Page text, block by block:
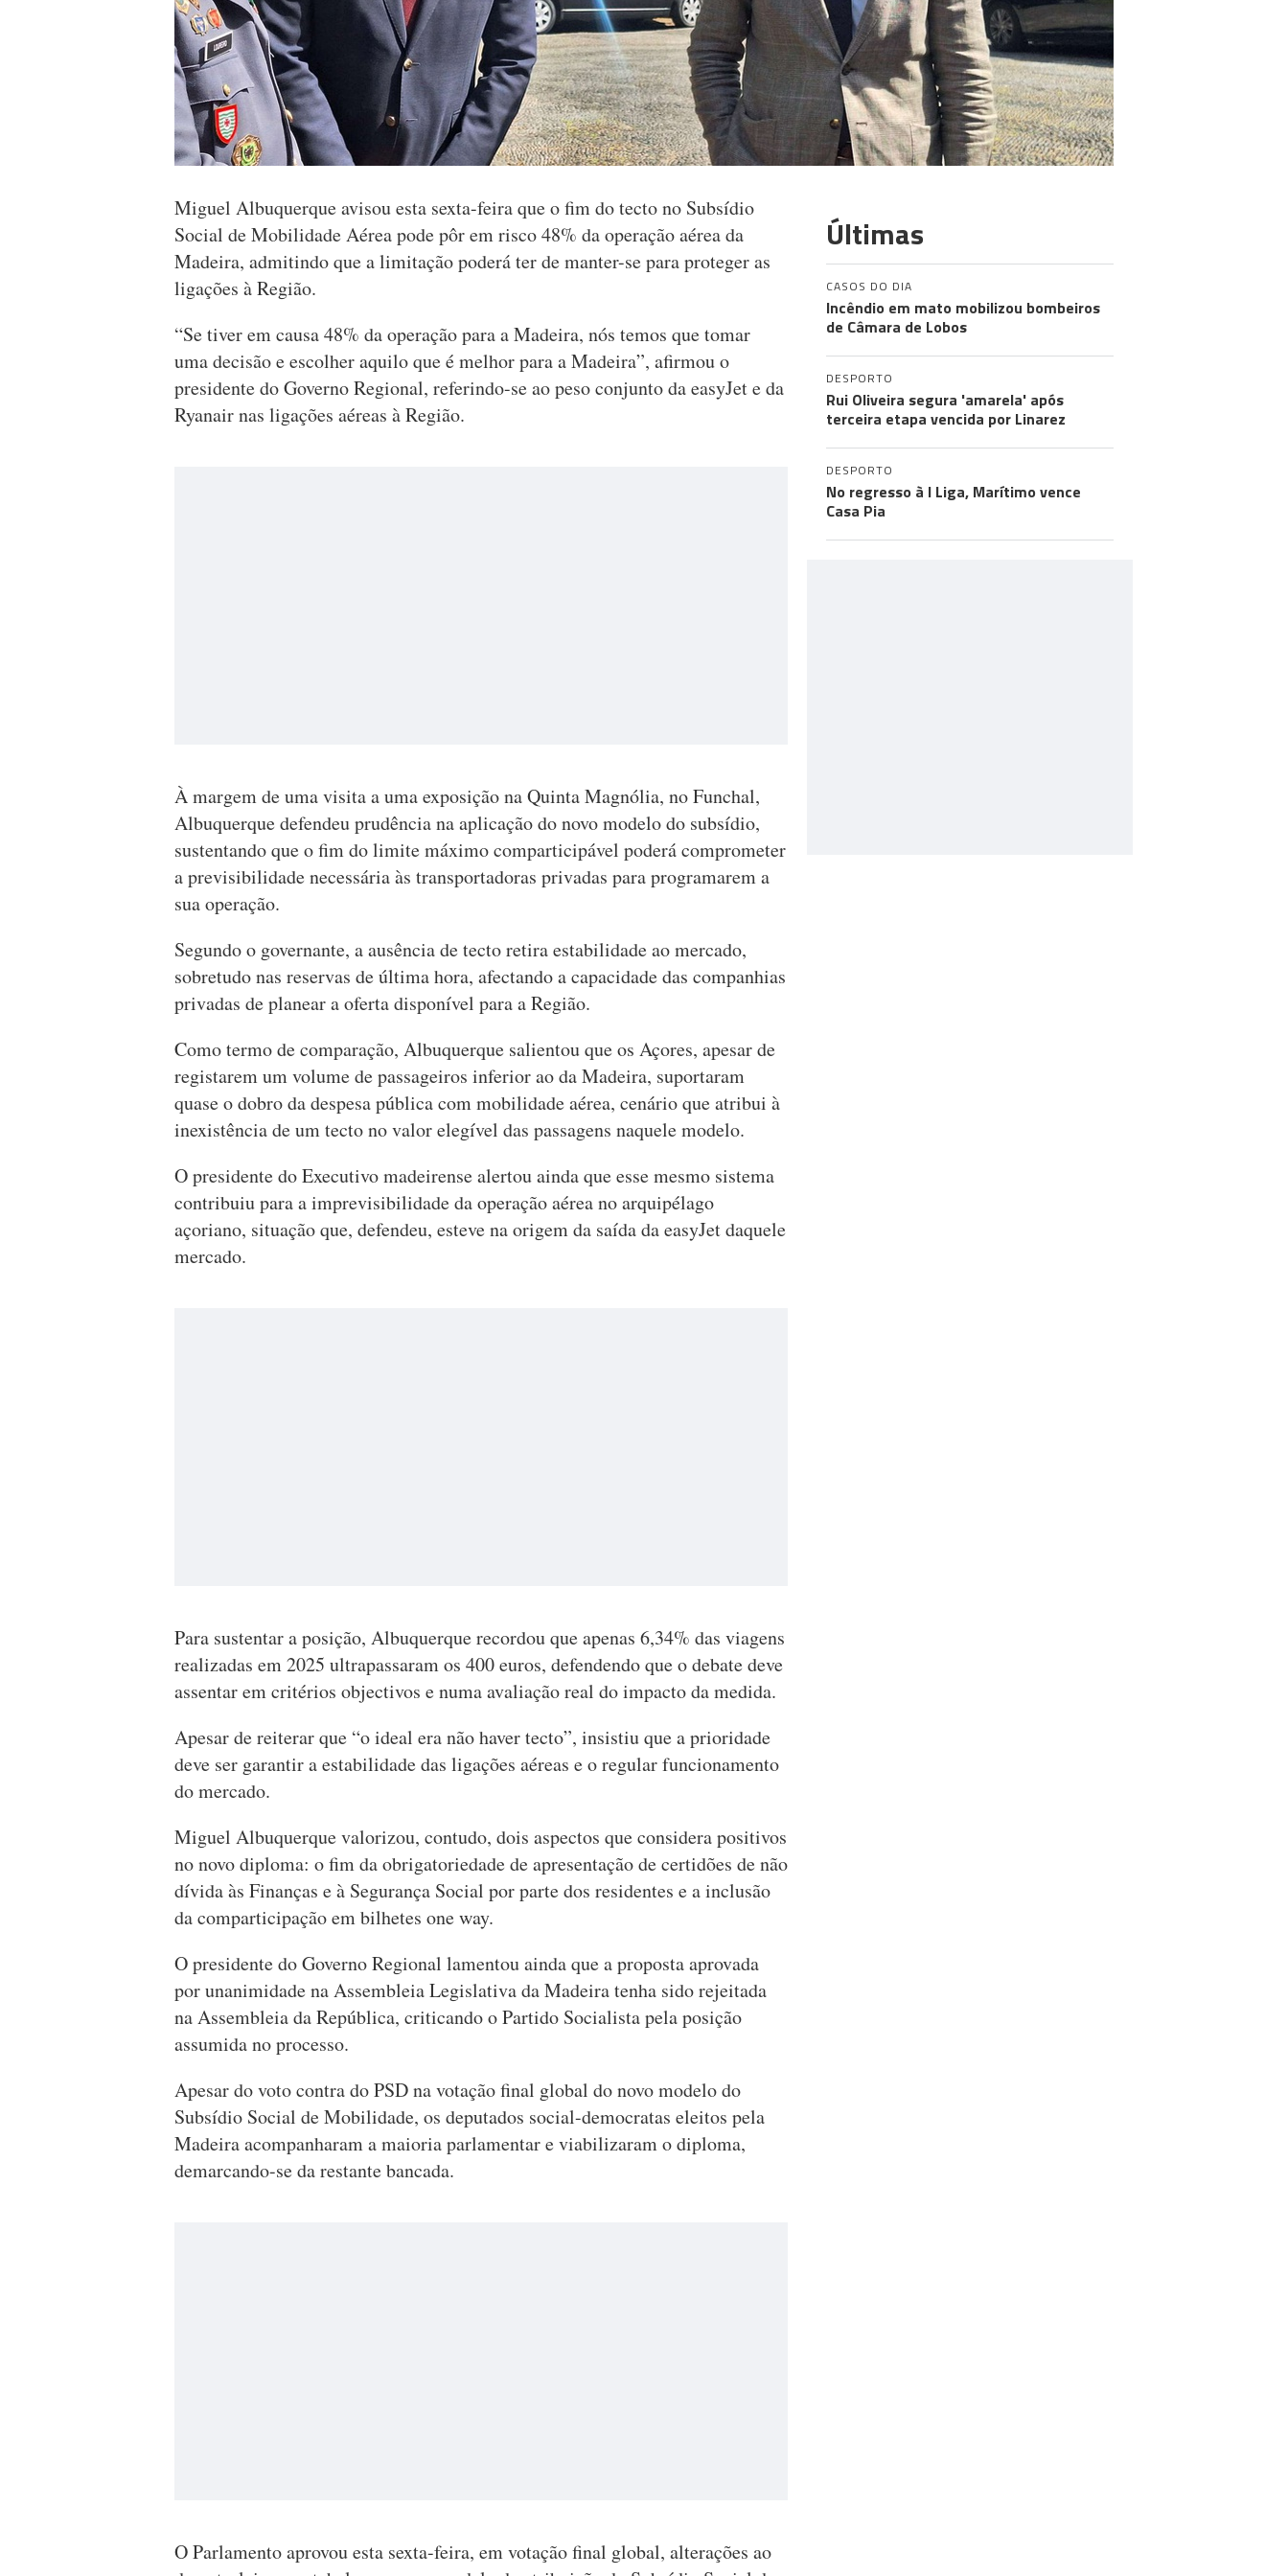
Miguel Albuquerque avisou esta sexta-feira que o fim do tecto no Subsídio
Social de Mobilidade Aérea pode pôr em risco 48% da operação aérea da
Madeira, admitindo que a limitação poderá ter de manter-se para proteger as
ligações à Região.
“Se tiver em causa 48% da operação para a Madeira, nós temos que tomar
uma decisão e escolher aquilo que é melhor para a Madeira”, afirmou o
presidente do Governo Regional, referindo-se ao peso conjunto da easyJet e da
Ryanair nas ligações aéreas à Região.
À margem de uma visita a uma exposição na Quinta Magnólia, no Funchal,
Albuquerque defendeu prudência na aplicação do novo modelo do subsídio,
sustentando que o fim do limite máximo comparticipável poderá comprometer
a previsibilidade necessária às transportadoras privadas para programarem a
sua operação.
Segundo o governante, a ausência de tecto retira estabilidade ao mercado,
sobretudo nas reservas de última hora, afectando a capacidade das companhias
privadas de planear a oferta disponível para a Região.
Como termo de comparação, Albuquerque salientou que os Açores, apesar de
registarem um volume de passageiros inferior ao da Madeira, suportaram
quase o dobro da despesa pública com mobilidade aérea, cenário que atribui à
inexistência de um tecto no valor elegível das passagens naquele modelo.
O presidente do Executivo madeirense alertou ainda que esse mesmo sistema
contribuiu para a imprevisibilidade da operação aérea no arquipélago
açoriano, situação que, defendeu, esteve na origem da saída da easyJet daquele
mercado.
Para sustentar a posição, Albuquerque recordou que apenas 6,34% das viagens
realizadas em 2025 ultrapassaram os 400 euros, defendendo que o debate deve
assentar em critérios objectivos e numa avaliação real do impacto da medida.
Apesar de reiterar que “o ideal era não haver tecto”, insistiu que a prioridade
deve ser garantir a estabilidade das ligações aéreas e o regular funcionamento
do mercado.
Miguel Albuquerque valorizou, contudo, dois aspectos que considera positivos
no novo diploma: o fim da obrigatoriedade de apresentação de certidões de não
dívida às Finanças e à Segurança Social por parte dos residentes e a inclusão
da comparticipação em bilhetes one way.
O presidente do Governo Regional lamentou ainda que a proposta aprovada
por unanimidade na Assembleia Legislativa da Madeira tenha sido rejeitada
na Assembleia da República, criticando o Partido Socialista pela posição
assumida no processo.
Apesar do voto contra do PSD na votação final global do novo modelo do
Subsídio Social de Mobilidade, os deputados social-democratas eleitos pela
Madeira acompanharam a maioria parlamentar e viabilizaram o diploma,
demarcando-se da restante bancada.
O Parlamento aprovou esta sexta-feira, em votação final global, alterações ao
Últimas
CASOS DO DIA
Incêndio em mato mobilizou bombeiros
de Câmara de Lobos
DESPORTO
Rui Oliveira segura 'amarela' após
terceira etapa vencida por Linarez
DESPORTO
No regresso à I Liga, Marítimo vence
Casa Pia